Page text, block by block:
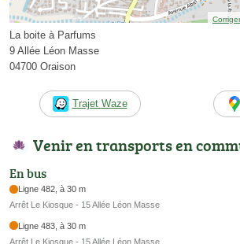
La boite à Parfums
9 Allée Léon Masse
04700 Oraison
Trajet Waze
Venir en transports en
En bus
Ligne 482, à 30 m
Arrêt Le Kiosque - 15 Allée Léon Masse
Ligne 483, à 30 m
Arrêt Le Kiosque - 15 Allée Léon Masse